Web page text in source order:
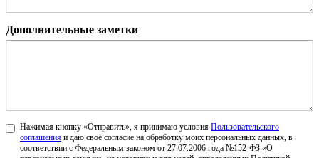
Дополнительные заметки
Нажимая кнопку «Отправить», я принимаю условия Пользовательского
соглашения и даю своё согласие на обработку моих персональных данных, в
соответствии с Федеральным законом от 27.07.2006 года №152-ФЗ «О